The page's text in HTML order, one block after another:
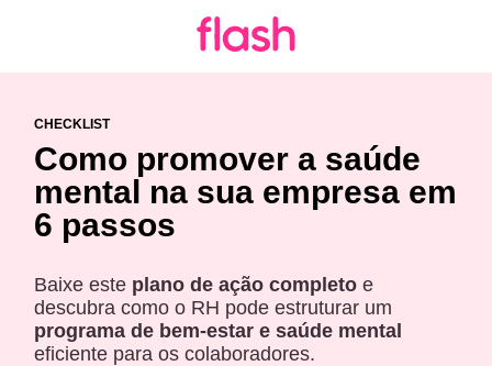
CHECKLIST
Como promover a saúde
mental na sua empresa em
6 passos
Baixe este plano de ação completo e
descubra como o RH pode estruturar um
programa de bem-estar e saúde mental
eficiente para os colaboradores.